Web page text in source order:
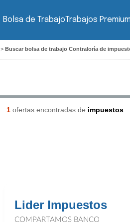
Bolsa de TrabajoTrabajos Premium
> Buscar bolsa de trabajo Contraloría de
1ofertas encontradas de impuestos
Lider Impuestos
COMPARTAMOS BANCO